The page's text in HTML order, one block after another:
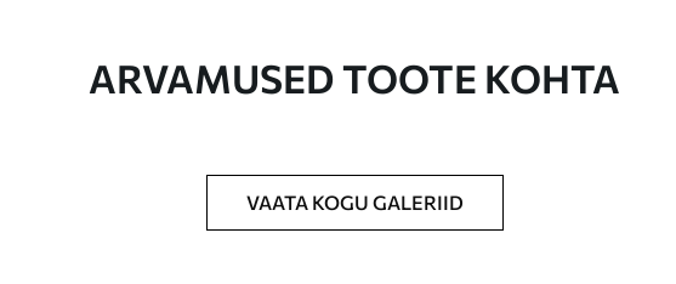
määratud suuruses, lõigatud ühesuguste ribadena,
ARVAMUSED TOOTE KOHTA
VAATA KOGU GALERIID